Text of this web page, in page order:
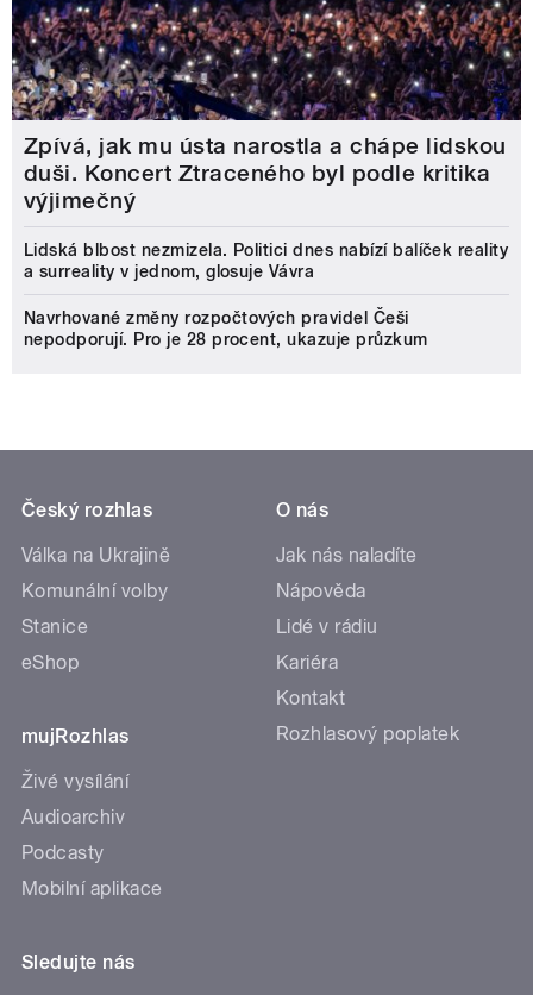
Zpívá, jak mu ústa narostla a chápe lidskou
duši. Koncert Ztraceného byl podle kritika
výjimečný
Lidská blbost nezmizela. Politici dnes nabízí balíček reality
a surreality v jednom, glosuje Vávra
Navrhované změny rozpočtových pravidel Češi
nepodporují. Pro je 28 procent, ukazuje průzkum
Český rozhlas
Válka na Ukrajině
Komunální volby
Stanice
eShop
mujRozhlas
Živé vysílání
Audioarchiv
Podcasty
Mobilní aplikace
O nás
Jak nás naladíte
Nápověda
Lidé v rádiu
Kariéra
Kontakt
Rozhlasový poplatek
Sledujte nás